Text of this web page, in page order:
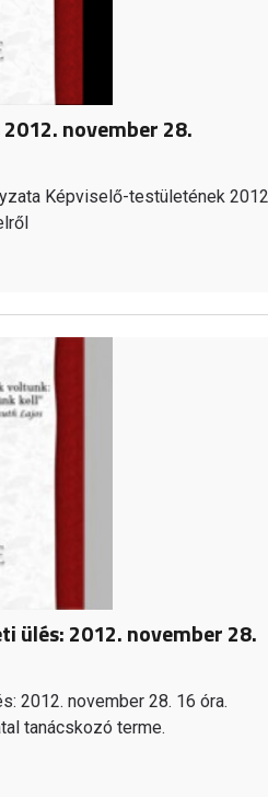
november 28.
Képviselő-testületének
ülés: 2012. november 28.
2012. november 28. 16 óra.
tanácskozó terme.